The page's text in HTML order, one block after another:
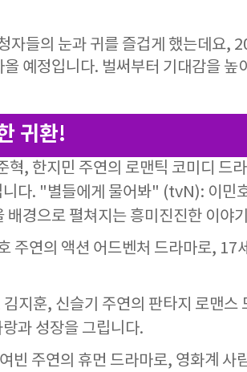
자들의 눈과 귀를 즐겁게 했는데요,
예정입니다. 벌써부터 기대감을
귀환!
, 한지민 주연의 로맨틱 코미디 드
다. "별들에게 물어봐" (tvN): 이민
배경으로 펼쳐지는 흥미진진한 이야
주연의 액션 어드벤처 드라마로, 17
지훈, 신슬기 주연의 판타지 로맨스
과 성장을 그립니다.
빈 주연의 휴먼 드라마로, 영화계 사